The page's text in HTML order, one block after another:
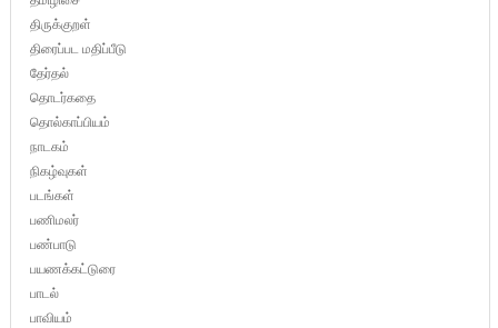
திருக்குறள்
திரைப்பட மதிப்பீடு
தேர்தல்
தொடர்கதை
தொல்காப்பியம்
நாடகம்
நிகழ்வுகள்
படங்கள்
பணிமலர்
பண்பாடு
பயணக்கட்டுரை
பாடல்
பாவியம்